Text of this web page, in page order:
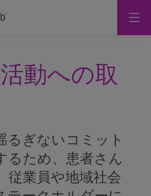
動への取
るぎないコミット
るため、患者さん
従業員や地域社会